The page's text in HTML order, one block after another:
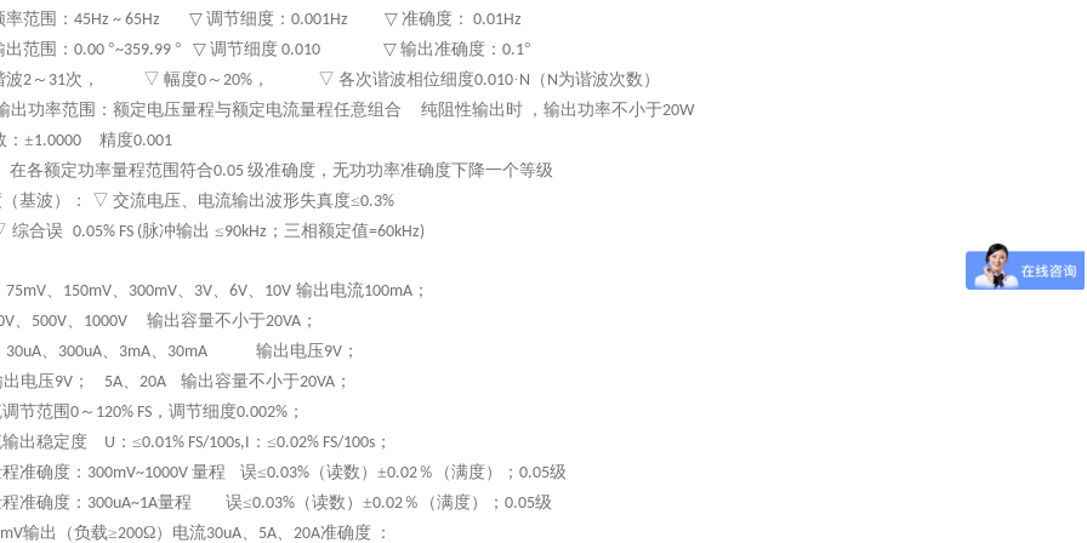
率范围： 45Hz ~ 65Hz ▽ 调节细度： 0.001Hz ▽ 准确度： 0.01Hz
出范围： 0.00 °~359.99 ° ▽ 调节细度 0.010 ▽ 输出准确度： 0.1°
波2 ～ 31次， ▽ 幅度0 ～ 20% ， ▽ 各次谐波相位细度0.010· N （ N为谐波次数）
出功率范围：额定电压量程与额定电流量程任意组合
纯阻性输出时 ，输出功率不小于20W
：±1.0000 精度0.001
在各额定功率量程范围符合0.05 级准确度，无功功率准确度下降一个等级
基波）：
▽ 交流电压、电流输出波形失真度≤0.3%
综合误 0.05% FS (脉冲输出 ≤90kHz ；三相额定值=60kHz)
75mV、 150mV、 300mV、 3V、 6V、 10V 输出电流100mA ；
、 500V、 1000V 输出容量不小于20VA ；
30uA、 300uA、 3mA、 30mA 输出电压9V ；
出电压9V ； 5A、 20A 输出容量不小于20VA ；
节范围 0 ～ 120% FS ，调节细度0.002% ；
输出稳定度 U ： ≤0.01% FS/100s,I ： ≤0.02% FS/100s ；
准确度： 300mV~1000V 量程 误≤0.03% （读数） ±0.02％（满度）； 0.05级
准确度： 300uA~1A量程 误≤0.03% （读数） ±0.02％（满度）； 0.05级
输出（负载≥200Ω）电流30uA、 5A、 20A准确度 ：